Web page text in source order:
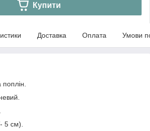
Купити
Доставка Оплата Умови
5 см).